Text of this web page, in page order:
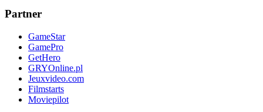
Partner
GameStar
GamePro
GetHero
GRYOnline.pl
Jeuxvideo.com
Filmstarts
Moviepilot